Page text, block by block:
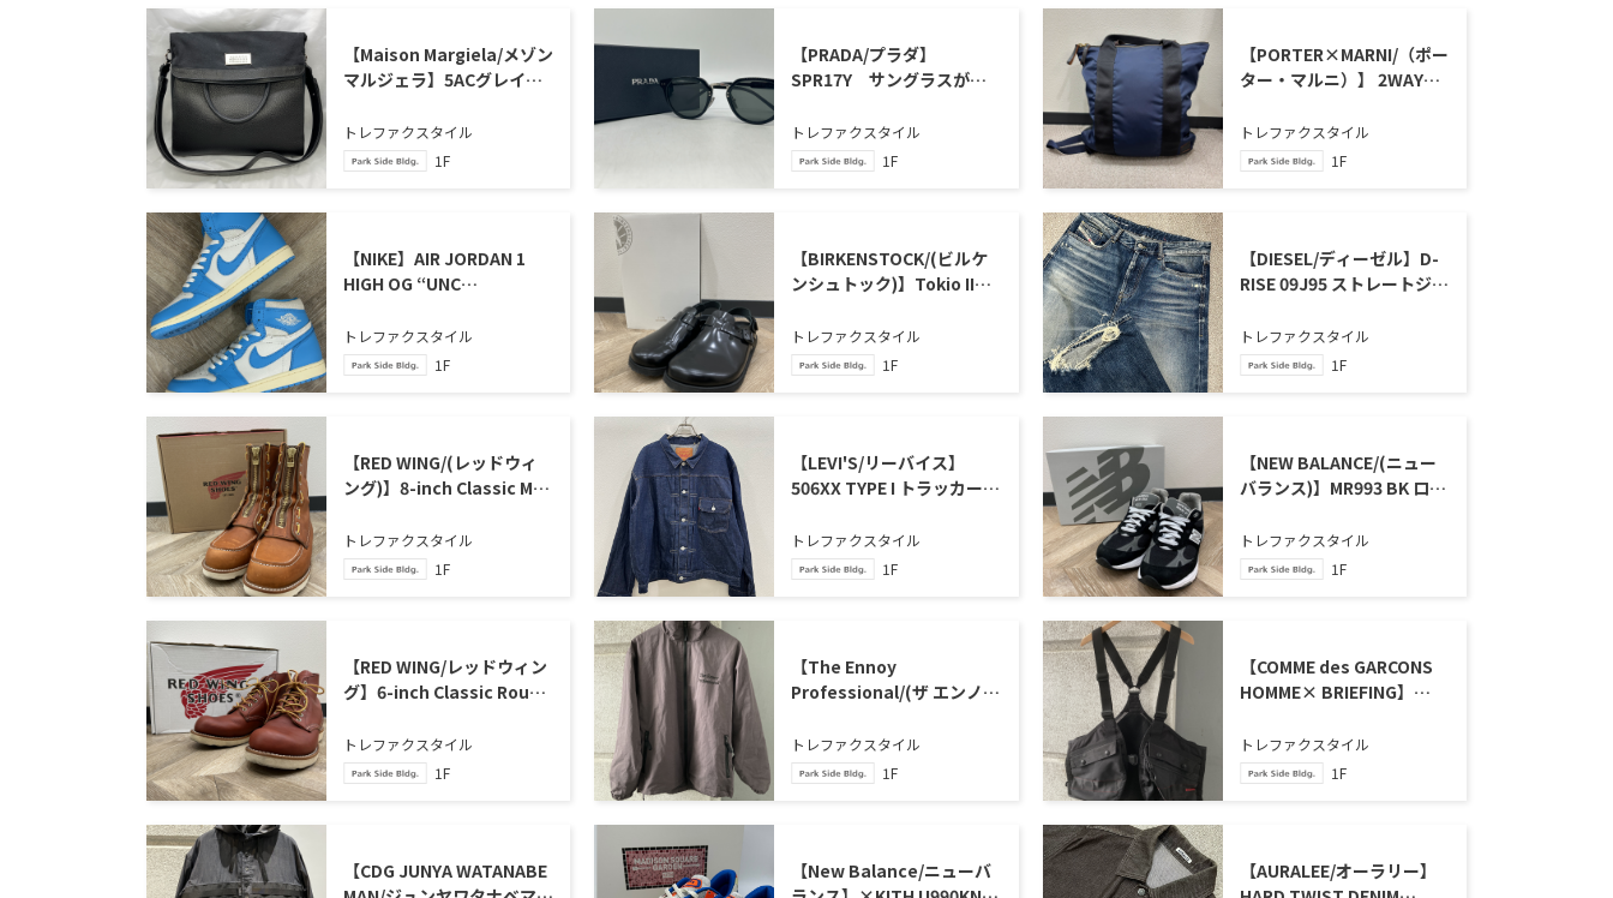
【Maison Margiela/メゾン
マルジェラ】5ACグレイン
入荷いたしました。
トレファクスタイル
1F
【PRADA/プラダ】
SPR17Y サングラスが買
トレファクスタイル
1F
【PORTER×MARNI/（ポー
ター・マルニ）】 2WAYト
た。
トレファクスタイル
1F
【NIKE】AIR JORDAN 1
HIGH OG “UNC
ダン１ハイOG 買取入
トレファクスタイル
1F
【BIRKENSTOCK/(ビルケ
ンシュトック)】Tokio II
取入荷いたしました。
トレファクスタイル
1F
【DIESEL/ディーゼル】D-
RISE 09J95 ストレートジー
トレファクスタイル
1F
【RED WING/(レッドウィ
ング)】8-inch Classic Moc
した。
トレファクスタイル
1F
【LEVI'S/リーバイス】
506XX TYPE I トラッカージ
たしました
トレファクスタイル
1F
【NEW BALANCE/(ニュー
バランス)】MR993 BK ロー
荷いたしました。
トレファクスタイル
1F
【RED WING/レッドウィン
グ】6-inch Classic Round
ド 買取入荷いたしました
トレファクスタイル
1F
【The Ennoy
Professional/(ザ エンノイ
SetUp が買取入荷いたしま
した
トレファクスタイル
1F
【COMME des GARCONS
HOMME× BRIEFING】
取入荷いたしました。
トレファクスタイル
1F
【CDG JUNYA WATANABE
【New Balance/ニューバ
【AURALEE/オーラリー】